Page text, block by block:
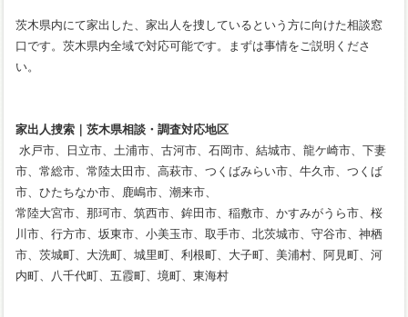
茨木県内にて家出した、家出人を捜しているという方に向けた相談窓
口です。茨木県内全域で対応可能です。まずは事情をご説明くださ
い。
家出人捜索｜茨木県相談・調査対応地区
水戸市、日立市、土浦市、古河市、石岡市、結城市、龍ケ崎市、下妻
市、常総市、常陸太田市、高萩市、つくばみらい市、牛久市、つくば
市、ひたちなか市、鹿嶋市、潮来市、
常陸大宮市、那珂市、筑西市、鉾田市、稲敷市、かすみがうら市、桜
川市、行方市、坂東市、小美玉市、取手市、北茨城市、守谷市、神栖
市、茨城町、大洗町、城里町、利根町、大子町、美浦村、阿見町、河
内町、八千代町、五霞町、境町、東海村